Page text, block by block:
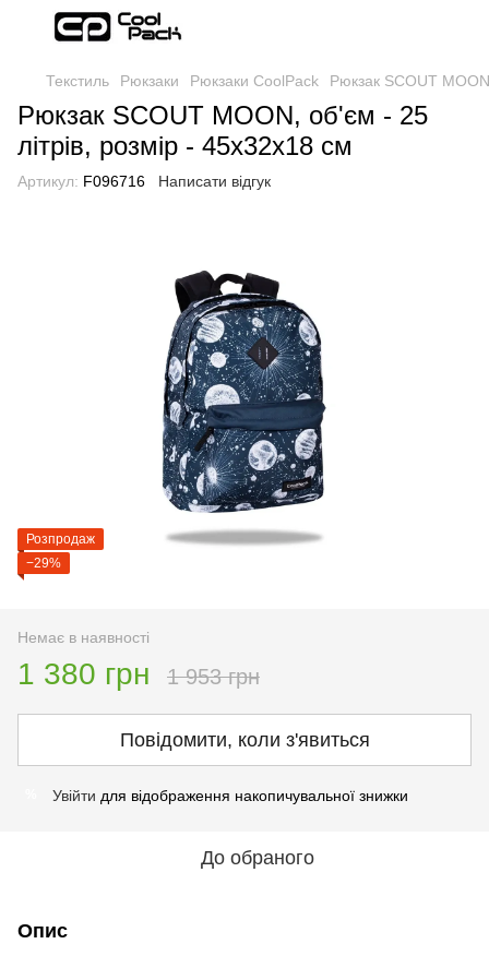
Текстиль Рюкзаки Рюкзаки CoolPack Рюкзак SCOUT
Рюкзак SCOUT MOON, об'єм - 25
літрів, розмір - 45x32x18 см
Артикул: F096716 Написати відгук
Розпродаж
−29%
Немає в наявності
1 380 грн 1 953 грн
Повідомити, коли з'явиться
Увійти для відображення накопичувальної знижки
До обраного
Опис